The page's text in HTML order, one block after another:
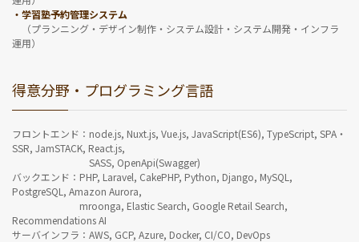
・学習塾予約管理システム
（プランニング・デザイン制作・システム設計・システム開発・インフラ
運用）
得意分野・プログラミング言語
フロントエンド：node.js, Nuxt.js, Vue.js, JavaScript(ES6), TypeScript, SPA・
SSR, JamSTACK, React.js,
SASS, OpenApi(Swagger)
バックエンド：PHP, Laravel, CakePHP, Python, Django, MySQL,
PostgreSQL, Amazon Aurora,
mroonga, Elastic Search, Google Retail Search,
Recommendations AI
サーバインフラ：AWS, GCP, Azure, Docker, CI/CO, DevOps